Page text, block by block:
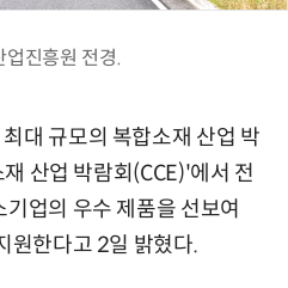
업진흥원 전경.
대 규모의 복합소재 산업 박
산업 박람회(CCE)'에서 전
업의 우수 제품을 선보여
원한다고 2일 밝혔다.